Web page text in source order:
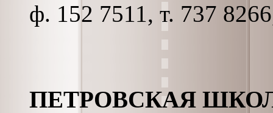
ф. 152 7511, т. 737
ПЕТРОВСКАЯ